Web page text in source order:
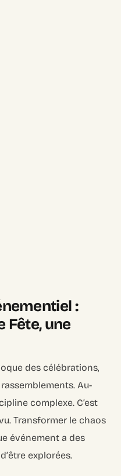
:
Fête, une
des célébrations,
Au-
complexe. C’est
Transformer le chaos
événement a des
explorées.